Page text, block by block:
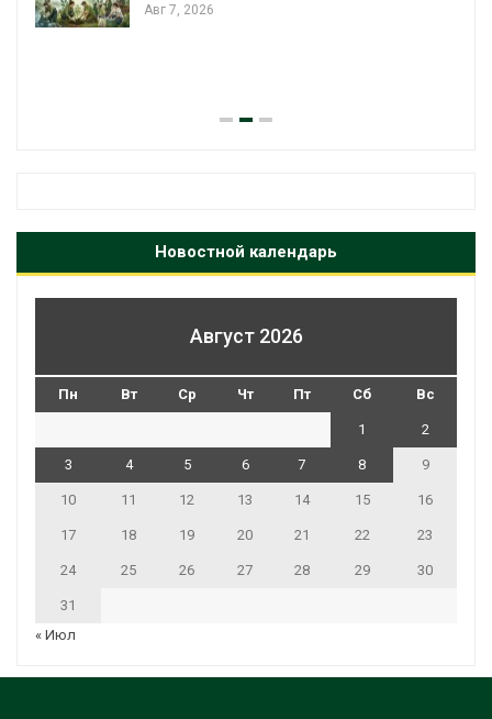
Новостной календарь
Август 2026
Пн Вт Ср Чт Пт Сб Вс
1 2
3 4 5 6 7 8 9
10 11 12 13 14 15 16
17 18 19 20 21 22 23
24 25 26 27 28 29 30
31
« Июл